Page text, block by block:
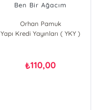
Ben Bir Ağacım
Orhan Pamuk
Yapı Kredi Yayınları ( YKY )
₺110,00